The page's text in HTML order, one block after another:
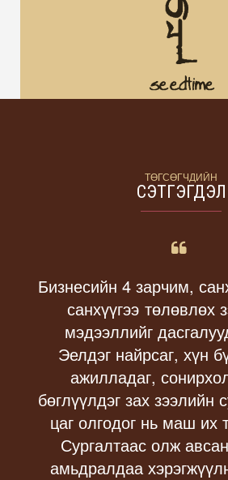
ТӨГСӨГЧДИЙН
СЭТГЭГДЭЛ
Бизнесийн 4 зарчим,
санхүүгээ төлөвлөх
мэдээллийг
Эелдэг найрсаг, хүн
ажилладаг,
бөглүүлдэг зах зээлийн
цаг олгодог нь маш их
Сургалтаас олж
амьдралдаа